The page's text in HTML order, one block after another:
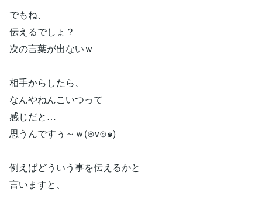
でもね、
伝えるでしょ？
次の言葉が出ないｗ
相手からしたら、
なんやねんこいつって
感じだと…
思うんですぅ～ｗ(⊙v⊙๑)
例えばどういう事を伝えるかと
言いますと、